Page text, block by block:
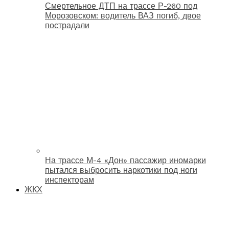
Смертельное ДТП на трассе Р-260 под
Морозовском: водитель ВАЗ погиб, двое
пострадали
На трассе М-4 «Дон» пассажир иномарки
пытался выбросить наркотики под ноги
инспекторам
ЖКХ